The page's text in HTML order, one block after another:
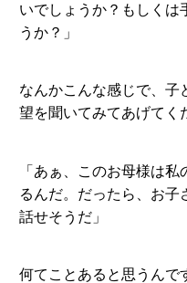
いでしょうか？もしくは
うか？」
なんかこんな感じで、子
望を聞いてみてあげてく
「あぁ、このお母様は
るんだ。だったら、お子
話せそうだ」
何てことあると思うんで